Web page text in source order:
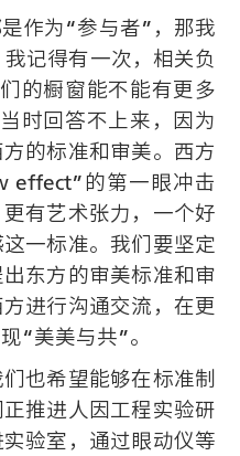
作为“参与者”，那我
记得有一次，相关负
的橱窗能不能有更多
时回答不上来，因为
的标准和审美。西方
effect”的第一眼冲击
有艺术张力，一个好
一标准。我们要坚定
东方的审美标准和审
进行沟通交流，在更
“美美与共”。
也希望能够在标准制
推进人因工程实验研
验室，通过眼动仪等